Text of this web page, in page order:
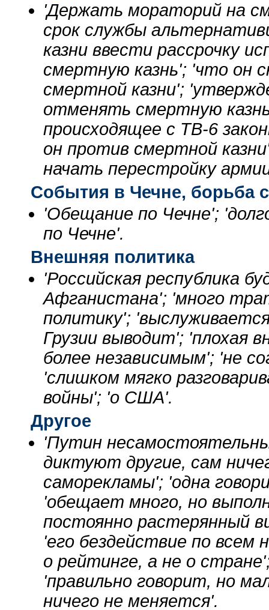
'Держать мораторий на
срок службы
казни ввести рассрочку
смертную казнь'; 'что он
смертной казни';
отменять смертную
происходящее с ТВ-6
он против смертной
начать перестройку
События в Чечне, борьба
'Обещание по Чечне';
по Чечне'.
Внешняя политика
'Российская республика
Афганистана'; 'много
политику';
Грузии выводит'; 'плохая
более независимым'; 'не
'слишком мягко
войны'; 'о США'.
Другое
'Путин
диктуют другие, сам
саморекламы'; 'одна
'обещает много, но
постоянно растерянный
'его бездействие по всем
о рейтинге, а не о
'правильно говорит, но
ничего не меняется'.